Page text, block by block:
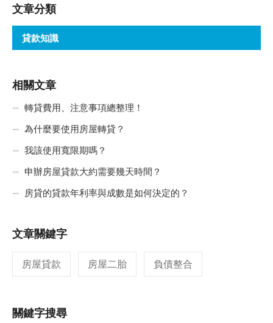
文章分類
貸款知識
相關文章
轉貸費用、注意事項總整理！
為什麼要使用房屋轉貸？
我該使用寬限期嗎？
申辦房屋貸款大約需要幾天時間？
房貸的貸款年利率與成數是如何決定的？
文章關鍵字
房屋貸款 房屋二胎 負債整合
關鍵字搜尋